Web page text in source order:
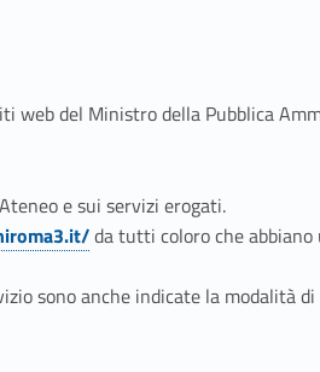
del Ministro della Pubblica
e sui servizi erogati.
da tutti coloro che
sono anche indicate la modalità